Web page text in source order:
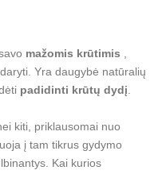
mažomis krūtimis
Yra daugybė natūralių
padidinti krūtų dydį
kiti, priklausomai nuo
į tam tikrus gydymo
Kai kurios